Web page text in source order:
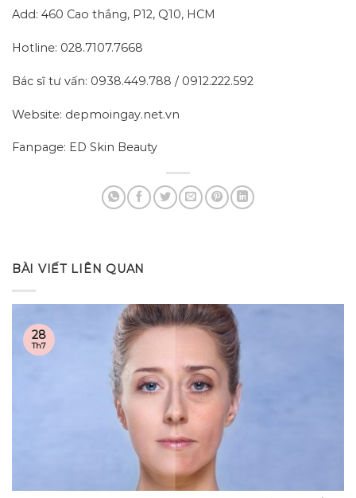
Add: 460 Cao thắng, P12, Q10, HCM
Hotline: 028.7107.7668
Bác sĩ tư vấn: 0938.449.788 / 0912.222.592
Website: depmoingay.net.vn
Fanpage: ED Skin Beauty
BÀI VIẾT LIÊN QUAN
28
Th7